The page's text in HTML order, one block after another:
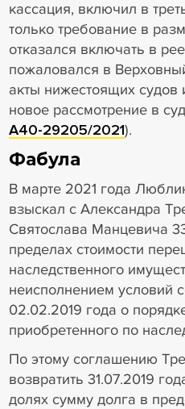
кассация, включил в
только требование в
отказался включать в
пожаловался в
акты нижестоящих судов
новое рассмотрение в
А40-29205/2021).
Фабула
В марте 2021 года
взыскал с Александра
Святослава Манцевича
пределах стоимости
наследственного
неисполнением условий
02.02.2019 года о
приобретенного по
По этому соглашению
возвратить 31.07.2019
долях сумму долга в